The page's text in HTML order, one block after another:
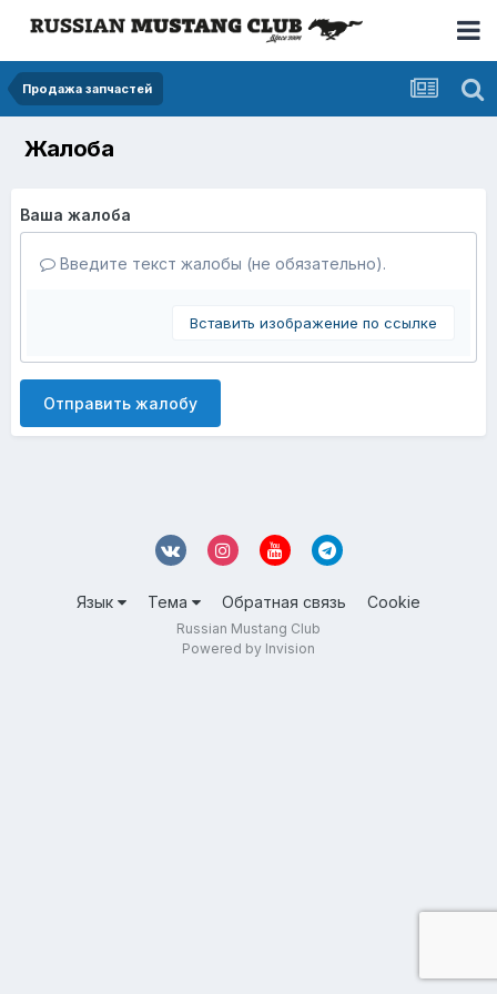
Продажа запчастей
Жалоба
Ваша жалоба
Введите текст жалобы (не обязательно).
Вставить изображение по ссылке
Отправить жалобу
Язык Тема Обратная связь Cookie
Russian Mustang Club
Powered by Invision